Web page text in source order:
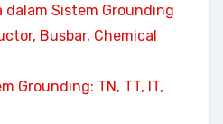
dalam Sistem Grounding
Busbar, Chemical
Grounding: TN, TT, IT,